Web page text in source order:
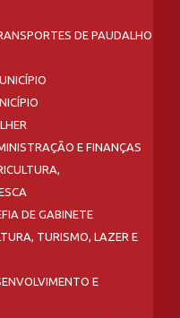
DE PAUDALHO
E FINANÇAS
DE GABINETE
TURISMO, LAZER E
E